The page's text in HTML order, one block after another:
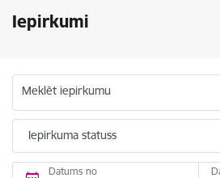
Iepirkumi
Meklēt iepirkumu
Iepirkuma statuss
Datums no